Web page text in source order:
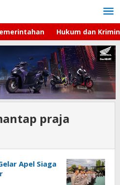
Hukum dan
praja
Apel Siaga